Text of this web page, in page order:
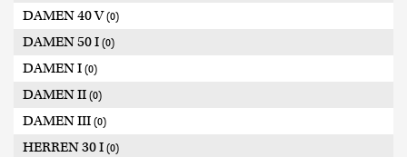
DAMEN 40 V(0)
DAMEN 50 I (0)
DAMEN I (0)
DAMEN II (0)
DAMEN III (0)
HERREN 30 I (0)